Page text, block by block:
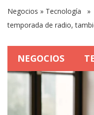
Negocios » Tecnología »
temporada de radio,
NEGOCIOS